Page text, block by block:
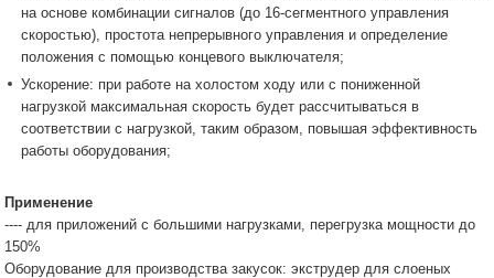
на основе комбинации сигналов (до 16-сегментного управления
скоростью), простота непрерывного управления и определение
положения с помощью концевого выключателя;
Ускорение: при работе на холостом ходу или с пониженной
нагрузкой максимальная скорость будет рассчитываться в
соответствии с нагрузкой, таким образом, повышая эффективность
работы оборудования;
Применение
---- для приложений с большими нагрузками, перегрузка мощности до
150%
Оборудование для производства закусок: экструдер для слоеных